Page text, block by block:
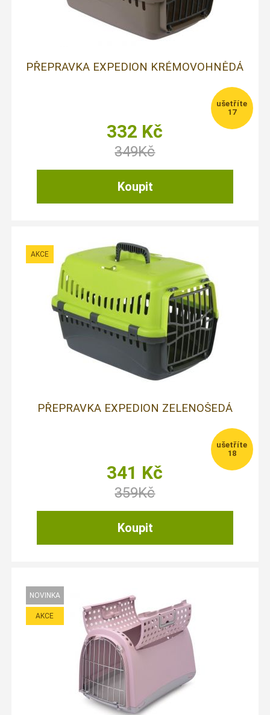
PŘEPRAVKA EXPEDION KRÉMOVOHNĚDÁ
332 Kč
17
349Kč
PŘEPRAVKA EXPEDION ZELENOŠEDÁ
341 Kč
18
359Kč